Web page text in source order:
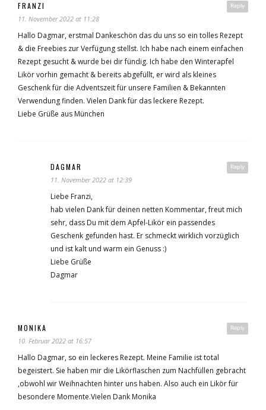
Reply
FRANZI
11. November 2022 at 11:28
Hallo Dagmar, erstmal Dankeschön das du uns so ein tolles Rezept
& die Freebies zur Verfügung stellst. Ich habe nach einem einfachen
Rezept gesucht & wurde bei dir fündig. Ich habe den Winterapfel
Likör vorhin gemacht & bereits abgefüllt, er wird als kleines
Geschenk für die Adventszeit für unsere Familien & Bekannten
Verwendung finden. Vielen Dank für das leckere Rezept.
Liebe Grüße aus München
Reply
DAGMAR
11. November 2022 at 12:39
Liebe Franzi,
hab vielen Dank für deinen netten Kommentar, freut mich
sehr, dass Du mit dem Apfel-Likör ein passendes
Geschenk gefunden hast. Er schmeckt wirklich vorzüglich
und ist kalt und warm ein Genuss :)
Liebe Grüße
Dagmar
Reply
MONIKA
10. Februar 2022 at 16:57
Hallo Dagmar, so ein leckeres Rezept. Meine Familie ist total
begeistert. Sie haben mir die Likörflaschen zum Nachfüllen gebracht
,obwohl wir Weihnachten hinter uns haben. Also auch ein Likör für
besondere Momente.Vielen Dank Monika